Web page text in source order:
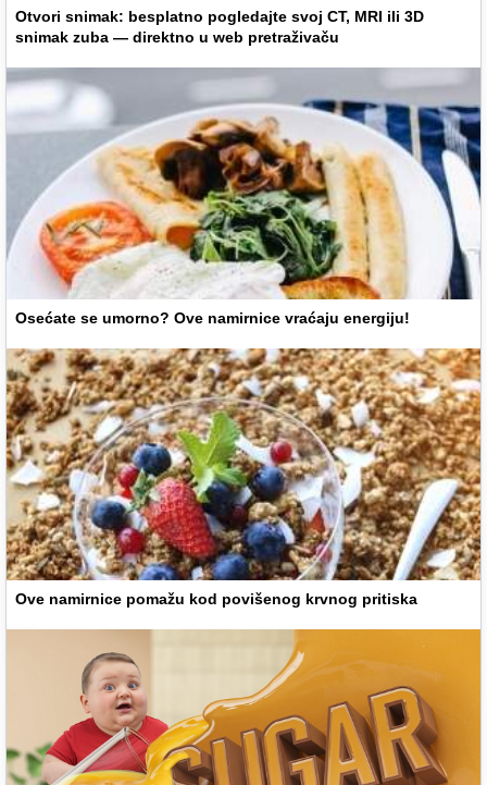
Otvori snimak: besplatno pogledajte svoj CT, MRI ili 3D
snimak zuba — direktno u web pretraživaču
Osećate se umorno? Ove namirnice vraćaju energiju!
Ove namirnice pomažu kod povišenog krvnog pritiska